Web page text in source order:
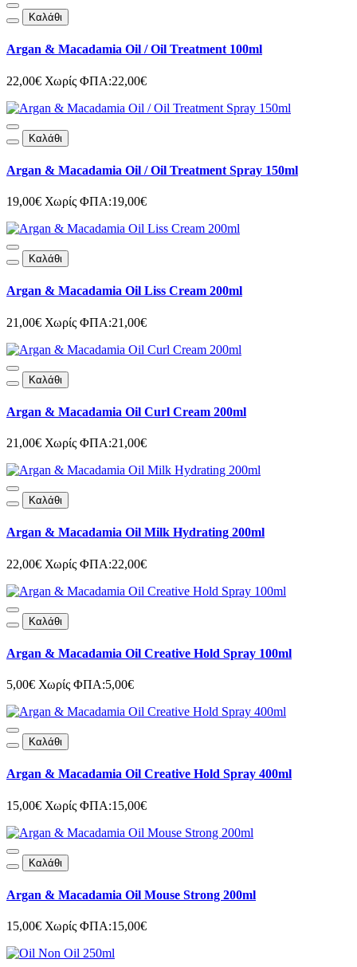
Καλάθι
Argan & Macadamia Oil / Oil Treatment 100ml
22,00€ Χωρίς ΦΠΑ:22,00€
Καλάθι
Argan & Macadamia Oil / Oil Treatment Spray 150ml
19,00€ Χωρίς ΦΠΑ:19,00€
Καλάθι
Argan & Macadamia Oil Liss Cream 200ml
21,00€ Χωρίς ΦΠΑ:21,00€
Καλάθι
Argan & Macadamia Oil Curl Cream 200ml
21,00€ Χωρίς ΦΠΑ:21,00€
Καλάθι
Argan & Macadamia Oil Milk Hydrating 200ml
22,00€ Χωρίς ΦΠΑ:22,00€
Καλάθι
Argan & Macadamia Oil Creative Hold Spray 100ml
5,00€ Χωρίς ΦΠΑ:5,00€
Καλάθι
Argan & Macadamia Oil Creative Hold Spray 400ml
15,00€ Χωρίς ΦΠΑ:15,00€
Καλάθι
Argan & Macadamia Oil Mouse Strong 200ml
15,00€ Χωρίς ΦΠΑ:15,00€